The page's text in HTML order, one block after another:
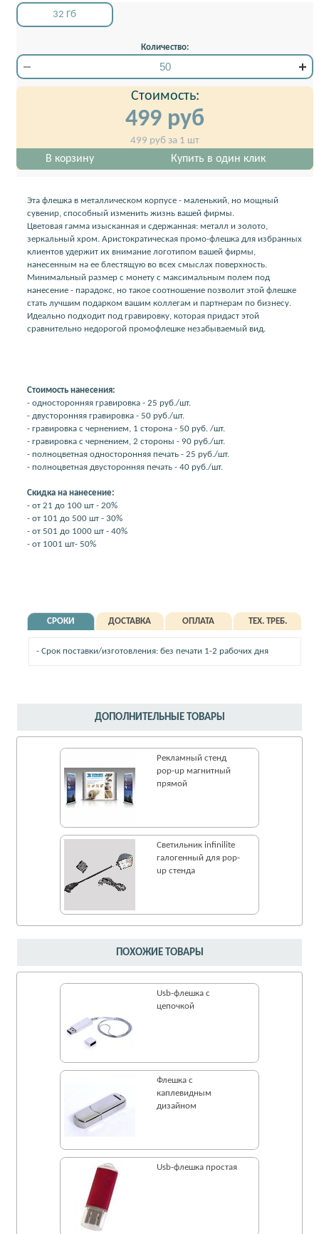
32 Гб
Количество:
Стоимость:
499 руб
499 руб за 1 шт
В корзину Купить в один клик
Эта флешка в металлическом корпусе - маленький, но мощный
сувенир, способный изменить жизнь вашей фирмы.
Цветовая гамма изысканная и сдержанная: металл и золото,
зеркальный хром. Аристократическая промо-флешка для избранных
клиентов удержит их внимание логотипом вашей фирмы,
нанесенным на ее блестящую во всех смыслах поверхность.
Минимальный размер с монету с максимальным полем под
нанесение - парадокс, но такое соотношение позволит этой флешке
стать лучшим подарком вашим коллегам и партнерам по бизнесу.
Идеально подходит под гравировку, которая придаст этой
сравнительно недорогой промофлешке незабываемый вид.
Стоимость нанесения:
- односторонняя гравировка - 25 руб./шт.
- двусторонняя гравировка - 50 руб./шт.
- гравировка с чернением, 1 сторона - 50 руб. /шт.
- гравировка с чернением, 2 стороны - 90 руб./шт.
- полноцветная односторонняя печать - 25 руб./шт.
- полноцветная двусторонняя печать - 40 руб./шт.
Скидка на нанесение:
- от 21 до 100 шт - 20%
- от 101 до 500 шт - 30%
- от 501 до 1000 шт - 40%
- от 1001 шт- 50%
СРОКИ ДОСТАВКА ОПЛАТА ТЕХ. ТРЕБ.
- Срок поставки/изготовления: без печати 1-2 рабочих дня
ПОХОЖИЕ ТОВАРЫ
Usb-флешка с
цепочкой
Флешка c
каплевидным
дизайном
Usb-флешка простая
ДОПОЛНИТЕЛЬНЫЕ ТОВАРЫ
Рекламный стенд
pop-up магнитный
прямой
Светильник infinilite
галогенный для pop-
up стенда